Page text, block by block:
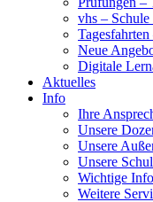
vhs –
Neue
Digitale
Aktuelles
Info
Ihre
Unsere
Unsere
Unsere
Wichtige
Weitere